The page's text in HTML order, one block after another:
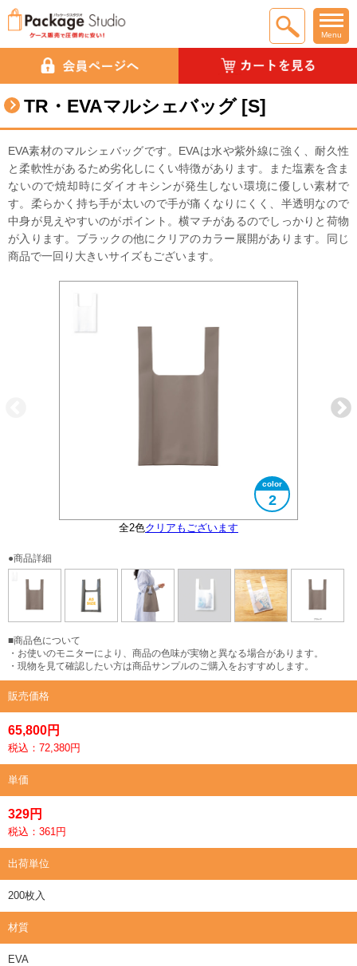
Menu
TR・EVAマルシェバッグ [S]
EVA素材のマルシェバッグです。EVAは水や紫外線に強く、耐久性
と柔軟性があるため劣化しにくい特徴があります。また塩素を含ま
ないので焼却時にダイオキシンが発生しない環境に優しい素材で
す。柔らかく持ち手が太いので手が痛くなりにくく、半透明なので
中身が見えやすいのがポイント。横マチがあるのでしっかりと荷物
が入ります。ブラックの他にクリアのカラー展開があります。同じ
商品で一回り大きいサイズもございます。
全2色クリアもございます
2
A5サイズ対応
大きさイメージ
使用イメージ
使用イメージ
●商品詳細
■商品色について
・お使いのモニターにより、商品の色味が実物と異なる場合があります。
・現物を見て確認したい方は商品サンプルのご購入をおすすめします。
販売価格
65,800円
税込：72,380円
単価
329円
税込：361円
出荷単位
200枚入
材質
EVA